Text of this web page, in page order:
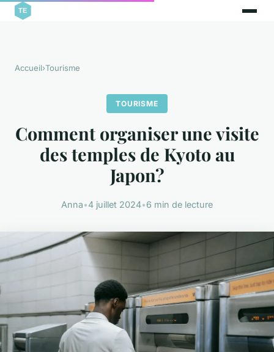
Accueil›Tourisme
TOURISME
Comment organiser une visite
des temples de Kyoto au
Japon?
Anna•4 juillet 2024•6 min de lecture